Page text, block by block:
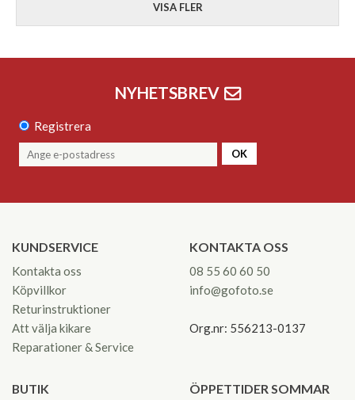
VISA FLER
NYHETSBREV
Registrera
OK
KUNDSERVICE
Kontakta oss
Köpvillkor
Returinstruktioner
Att välja kikare
Reparationer & Service
KONTAKTA OSS
08 55 60 60 50
info@gofoto.se
Org.nr: 556213-0137
BUTIK ÖPPETTIDER SOMMAR